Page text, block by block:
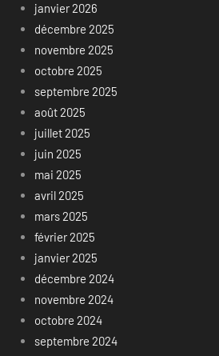
janvier 2026
décembre 2025
novembre 2025
octobre 2025
septembre 2025
août 2025
juillet 2025
juin 2025
mai 2025
avril 2025
mars 2025
février 2025
janvier 2025
décembre 2024
novembre 2024
octobre 2024
septembre 2024